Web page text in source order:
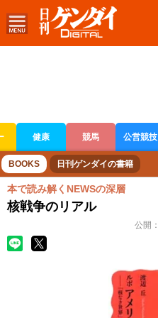
健康 競馬 公営競技
ボートレース 競輪 オートレース
BOOKS 日刊ゲンダイの書籍
本で読み解くNEWSの深層
核戦争のリアル
公開：